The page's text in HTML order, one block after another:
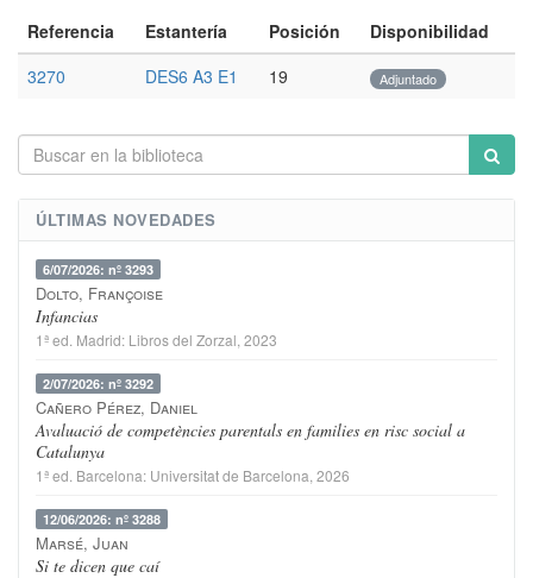
Referencia Estantería Posición
Disponibilidad
3270
DES6 A3 E1 19 Adjuntado
ÚLTIMAS NOVEDADES
6/07/2026: nº 3293
Dolto, Françoise
Infancias
1ª ed. Madrid: Libros del Zorzal , 2023
2/07/2026: nº 3292
Cañero Pérez, Daniel
Avaluació de competències parentals en families en risc social a
Catalunya
1ª ed. Barcelona: Universitat de Barcelona , 2026
12/06/2026: nº 3288
Marsé, Juan
Si te dicen que caí